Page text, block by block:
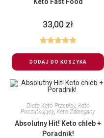
33,00 zł
5.00na 5
DODAJ DO KOSZYKA
Dieta Keto Przepisy, Keto
Początkujący,Keto Zabiegany
Absolutny Hit! Keto chleb +
Poradnik!